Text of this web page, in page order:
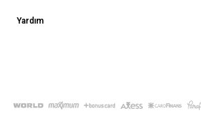
Yardım